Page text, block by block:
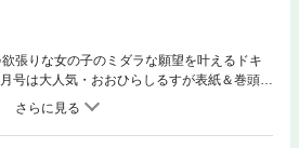
張りな女の子のミダラな願望を叶えるドキ
号は大人気・おおひらしるすが表紙＆巻頭で
笠うれい、黒宮ゆねこも要チェック☆◆愛した
ら先も、たくさんの幸せをあなたと分かち合
おおひらしるす【＼＼ついにフィナーレ♪♪